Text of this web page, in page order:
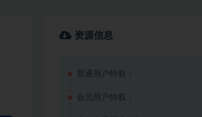
资源信息
普通用户特权：
会员用户特权：